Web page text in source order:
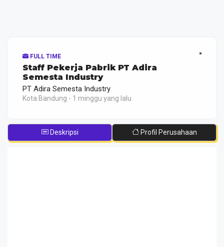
FULL TIME
Staff Pekerja Pabrik PT Adira
Semesta Industry
PT Adira Semesta Industry
Kota Bandung - 1 minggu yang lalu
Deskripsi Profil Perusahaan